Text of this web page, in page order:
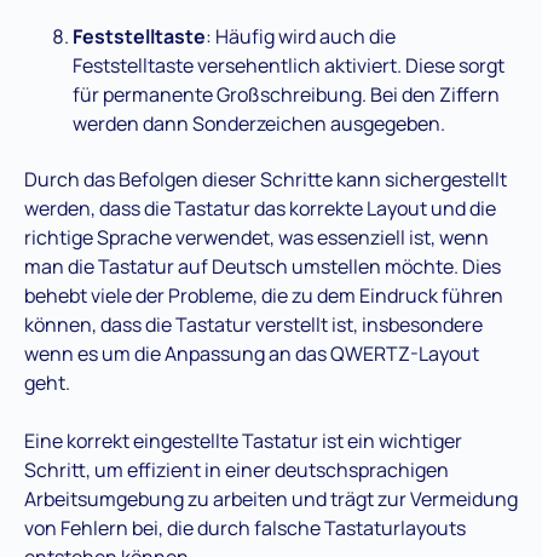
Feststelltaste: Häufig wird auch die
Feststelltaste versehentlich aktiviert. Diese sorgt
für permanente Großschreibung. Bei den Ziffern
werden dann Sonderzeichen ausgegeben.
Durch das Befolgen dieser Schritte kann sichergestellt
werden, dass die Tastatur das korrekte Layout und die
richtige Sprache verwendet, was essenziell ist, wenn
man die Tastatur auf Deutsch umstellen möchte. Dies
behebt viele der Probleme, die zu dem Eindruck führen
können, dass die Tastatur verstellt ist, insbesondere
wenn es um die Anpassung an das QWERTZ-Layout
geht.
Eine korrekt eingestellte Tastatur ist ein wichtiger
Schritt, um effizient in einer deutschsprachigen
Arbeitsumgebung zu arbeiten und trägt zur Vermeidung
von Fehlern bei, die durch falsche Tastaturlayouts